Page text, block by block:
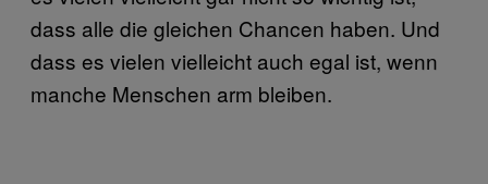
dass alle die gleichen Chancen haben. Und
dass es vielen vielleicht auch egal ist, wenn
manche Menschen arm bleiben.